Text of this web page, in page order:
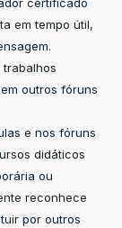
certificado
em tempo útil,
trabalhos
outros fóruns
e nos fóruns
didáticos
ou
reconhece
por outros